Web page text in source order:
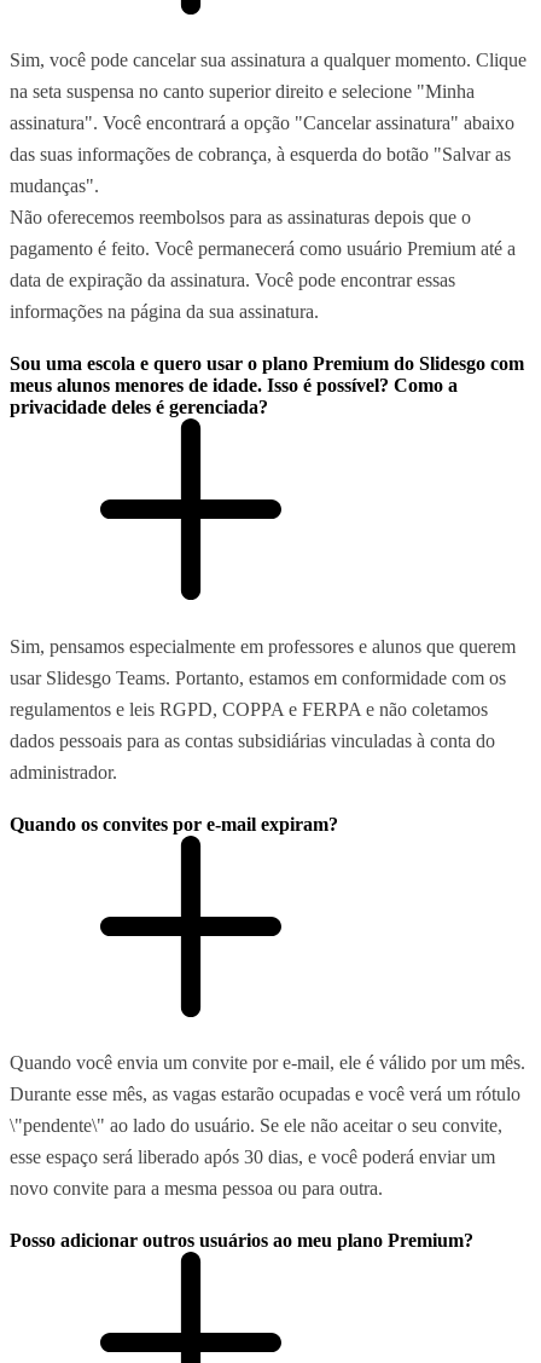
Sim, você pode cancelar sua assinatura a qualquer momento. Clique
na seta suspensa no canto superior direito e selecione "Minha
assinatura". Você encontrará a opção "Cancelar assinatura" abaixo
das suas informações de cobrança, à esquerda do botão "Salvar as
mudanças".
Não oferecemos reembolsos para as assinaturas depois que o
pagamento é feito. Você permanecerá como usuário Premium até a
data de expiração da assinatura. Você pode encontrar essas
informações na página da sua assinatura.
Sou uma escola e quero usar o plano Premium do Slidesgo com
meus alunos menores de idade. Isso é possível? Como a
privacidade deles é gerenciada?
Sim, pensamos especialmente em professores e alunos que querem
usar Slidesgo Teams. Portanto, estamos em conformidade com os
regulamentos e leis RGPD, COPPA e FERPA e não coletamos
dados pessoais para as contas subsidiárias vinculadas à conta do
administrador.
Quando os convites por e-mail expiram?
Quando você envia um convite por e-mail, ele é válido por um mês.
Durante esse mês, as vagas estarão ocupadas e você verá um rótulo
\"pendente\" ao lado do usuário. Se ele não aceitar o seu convite,
esse espaço será liberado após 30 dias, e você poderá enviar um
novo convite para a mesma pessoa ou para outra.
Posso adicionar outros usuários ao meu plano Premium?